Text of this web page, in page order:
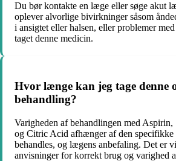
Du bør kontakte en læge eller søge akut
oplever alvorlige bivirkninger såsom
i ansigtet eller halsen, eller problemer
taget denne medicin.
Hvor længe kan jeg tage denne
behandling?
Varigheden af behandlingen med
og Citric Acid afhænger af den
behandles, og lægens anbefaling. Det er
anvisninger for korrekt brug og varighed